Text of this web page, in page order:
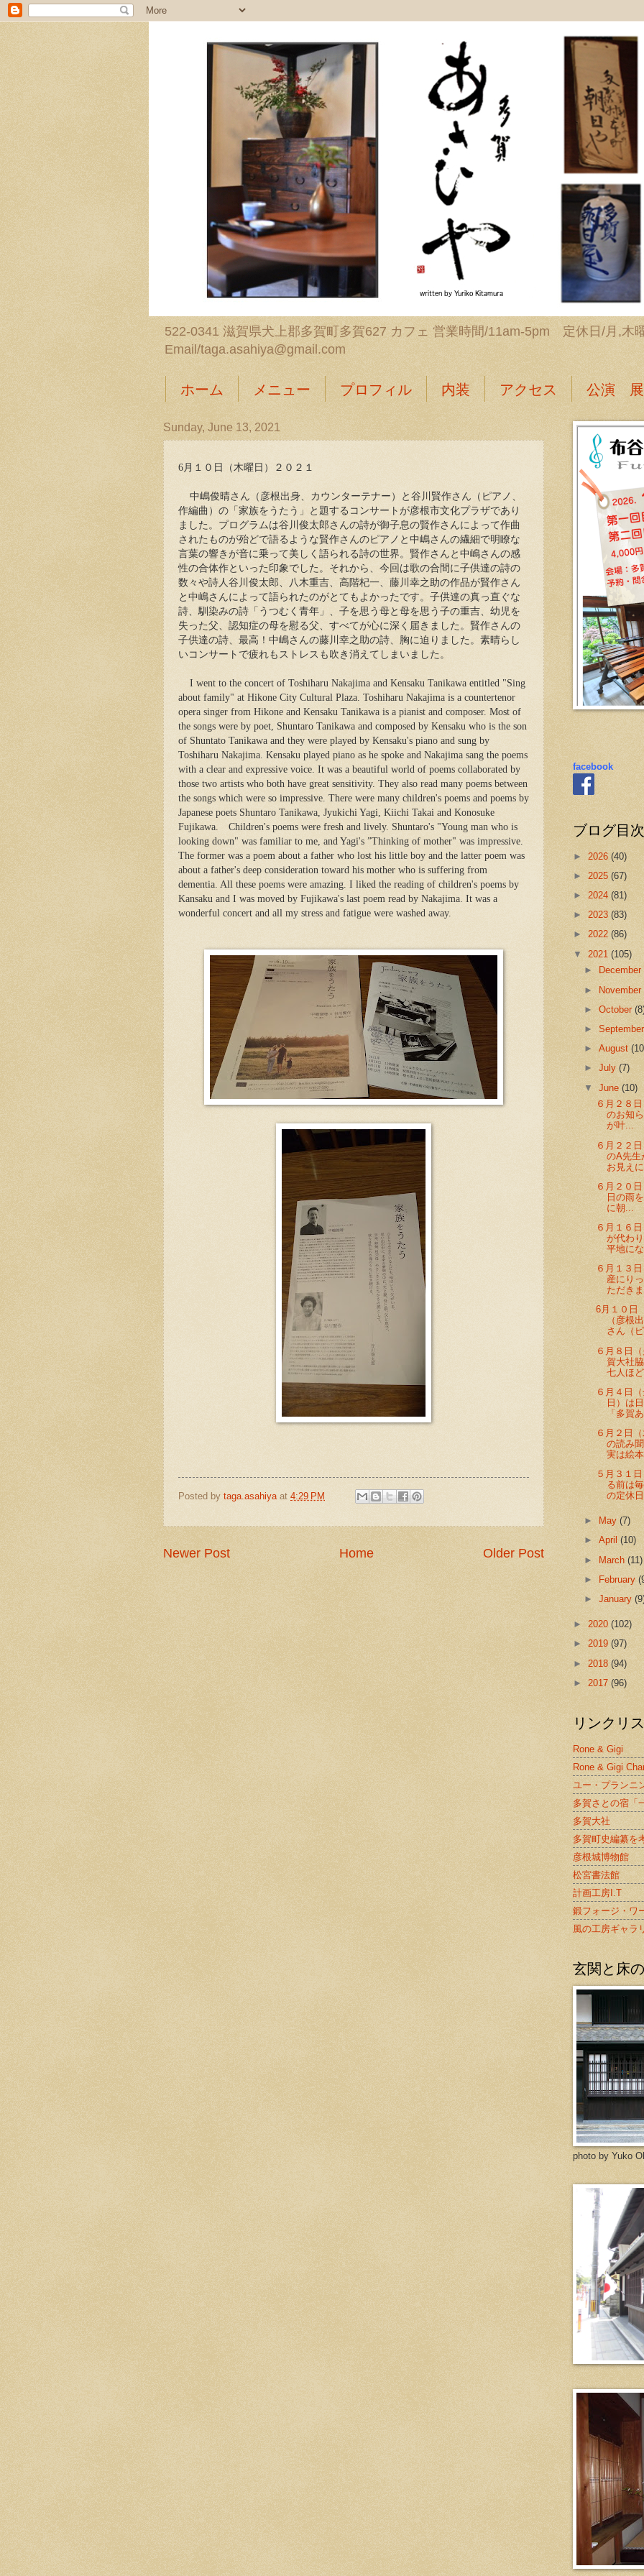
522-0341 滋賀県犬上郡多賀町多賀627 カフェ 営業時間/11am-5pm 定休日/月,木
Email/taga.asahiya@gmail.com
ホーム メニュー プロフィル 内装 アクセス 公演
Sunday, June 13, 2021
6月１０日（木曜日）２０２１
中嶋俊晴さん（彦根出身、カウンターテナー）と谷川賢作さん（ピアノ、
作編曲）の「家族をうたう」と題するコンサートが彦根市文化プラザであり
ました。プログラムは谷川俊太郎さんの詩が御子息の賢作さんによって作曲
されたものが殆どで語るような賢作さんのピアノと中嶋さんの繊細で明瞭な
言葉の響きが音に乗って美しく語られる詩の世界。賢作さんと中嶋さんの感
性の合体作といった印象でした。それから、今回は歌の合間に子供達の詩の
数々や詩人谷川俊太郎、八木重吉、高階杞一、藤川幸之助の作品が賢作さん
と中嶋さんによって語られたのがとてもよかったです。子供達の真っ直ぐな
詩、馴染みの詩「うつむく青年」、子を思う母と母を思う子の重吉、幼児を
失った父、認知症の母を慰る父、すべてが心に深く届きました。賢作さんの
子供達の詩、最高！中嶋さんの藤川幸之助の詩、胸に迫りました。素晴らし
いコンサートで疲れもストレスも吹き消えてしまいました。
I went to the concert of Toshiharu Nakajima and Kensaku Tanikawa entitled "Sing
about family" at Hikone City Cultural Plaza. Toshiharu Nakajima is a countertenor
opera singer from Hikone and Kensaku Tanikawa is a pianist and composer. Most of
the songs were by poet, Shuntaro Tanikawa and composed by Kensaku who is the son
of Shuntato Tanikawa and they were played by Kensaku's piano and sung by
Toshiharu Nakajima. Kensaku played piano as he spoke and Nakajima sang the poems
with a clear and expressive voice. It was a beautiful world of poems collaborated by
those two artists who both have great sensitivity. They also read many poems between
the songs which were so impressive. There were many children's poems and poems by
Japanese poets Shuntaro Tanikawa, Jyukichi Yagi, Kiichi Takai and Konosuke
Fujikawa. Children's poems were fresh and lively. Shuntaro's "Young man who is
looking down" was familiar to me, and Yagi's ”Thinking of mother" was impressive.
The former was a poem about a father who lost his little boy and the latter poem was
about a father's deep consideration toward his mother who is suffering from
dementia. All these poems were amazing. I liked the reading of children's poems by
Kansaku and I was moved by Fujikawa's last poem read by Nakajima. It was a
wonderful concert and all my stress and fatigue were washed away.
Posted by taga.asahiya at 4:29 PM
Newer Post Older Post
Home
facebook
ブログ目次
► 2026 (40)
► 2025 (67)
► 2024 (81)
► 2023 (83)
► 2022 (86)
▼ 2021 (105)
►
December
► November
►October
►
►August
►July(7)
▼June(10)
６月２８
のお知
が叶...
６月２２
のA先生
お見え
６月２０
日の雨
に朝...
６月１６
が代わ
平地に
６月１３
産にり
ただき
6月１０日
（彦根
さん（
６月８日
賀大社
七人ほ
６月４日
日）は
「多賀
６月２日
の読み
実は絵
５月３１
る前は
の定休
► May(7)
►April(10)
► March(11)
►
February
►January
► 2020 (102)
► 2019 (97)
► 2018 (94)
► 2017 (96)
リンクリ
Rone & Gigi
Rone & Gigi
ユー・プランニ
多賀さとの宿「
多賀大社
多賀町史編纂を
彦根城博物館
松宮書法館
計画工房I.T
鍛フォージ・ワ
風の工房ギャ
玄関と床
photo by Yuko